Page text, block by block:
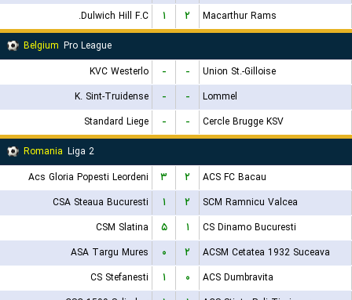
Dulwich Hill F.C.
۱ ۲
Macarthur Rams
Belgium Pro League
KVC Westerlo
- -
Union St.-Gilloise
K. Sint-Truidense
- -
Lommel
Standard Liege
- -
Cercle Brugge KSV
Romania Liga 2
Acs Gloria Popesti Leordeni
۳ ۲
ACS FC Bacau
CSA Steaua Bucuresti
۱ ۲
SCM Ramnicu Valcea
CSM Slatina
۵ ۱
CS Dinamo Bucuresti
ASA Targu Mures
۰ ۲
ACSM Cetatea 1932 Suceava
CS Stefanesti
۱ ۰
ACS Dumbravita